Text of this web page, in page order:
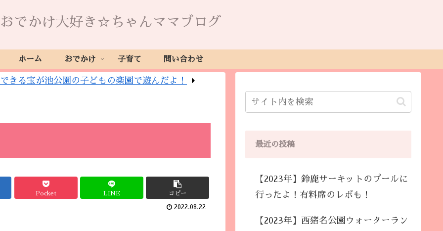
おでかけ大好き☆ちゃんママブログ
ホーム おでかけ 子育て 問い合わせ
きる宝が池公園の子どもの楽園で遊んだよ！
Pocket LINE コピー
2022.08.22
最近の投稿
【2023年】鈴鹿サーキットのプールに
行ったよ！有料席のレポも！
【2023年】西猪名公園ウォーターラン